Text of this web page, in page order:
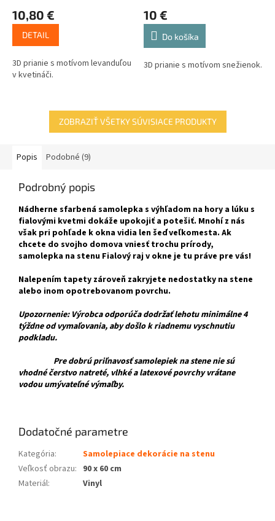
10,80 €
DETAIL
3D prianie s motívom levanduľou
v kvetináči.
10 €
Do košíka
3D prianie s motívom snežienok.
ZOBRAZIŤ VŠETKY SÚVISIACE PRODUKTY
Popis Podobné (9)
Podrobný popis
Nádherne sfarbená samolepka s výhľadom na hory a lúku s
fialovými kvetmi dokáže upokojiť a potešiť. Mnohí z nás
však pri pohľade k okna vidia len šeď veľkomesta. Ak
chcete do svojho domova vniesť trochu prírody,
samolepka na stenu Fialový raj v okne je tu práve pre vás!
Nalepením tapety zároveň zakryjete nedostatky na stene
alebo inom opotrebovanom povrchu.
Upozornenie: Výrobca odporúča dodržať lehotu minimálne 4
týždne od vymaľovania, aby došlo k riadnemu vyschnutiu
podkladu.
Pre dobrú priľnavosť samolepiek na stene nie sú
vhodné čerstvo natreté, vlhké a latexové povrchy vrátane
vodou umývateľné výmaľby.
Dodatočné parametre
Kategória:
Samolepiace dekorácie na stenu
Veľkosť obrazu: 90 x 60 cm
Materiál: Vinyl